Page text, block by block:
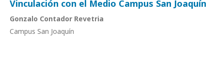
Vinculación con el Medio Campus San Joaquín
Gonzalo Contador Revetria
Campus San Joaquín